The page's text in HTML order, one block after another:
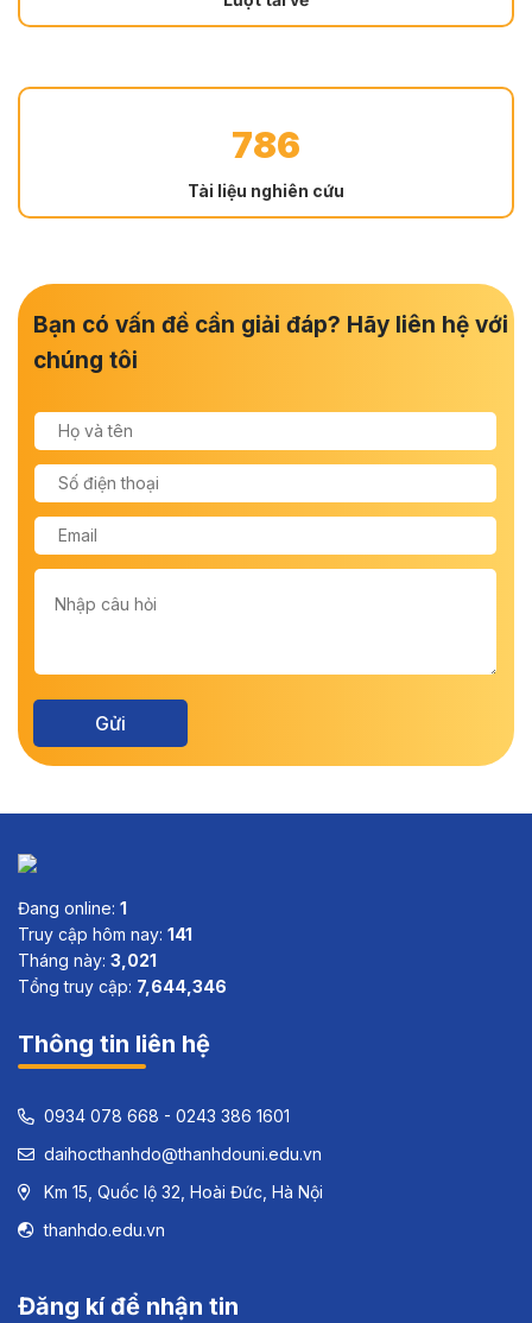
786
Tài liệu nghiên cứu
Bạn có vấn đề cần giải đáp? Hãy liên hệ với
chúng tôi
Đang online: 1
Truy cập hôm nay: 141
Tháng này: 3,021
Tổng truy cập: 7,644,346
Thông tin liên hệ
0934 078 668 - 0243 386 1601
daihocthanhdo@thanhdouni.edu.vn
Km 15, Quốc lộ 32, Hoài Đức, Hà Nội
thanhdo.edu.vn
Đăng kí để nhận tin